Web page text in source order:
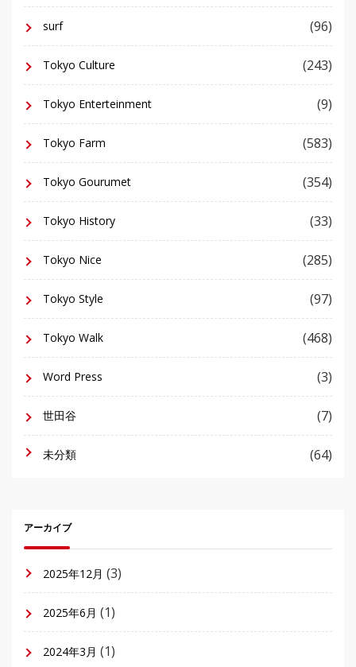
surf (96)
Tokyo Culture (243)
Tokyo Enterteinment (9)
Tokyo Farm (583)
Tokyo Gourumet (354)
Tokyo History (33)
Tokyo Nice (285)
Tokyo Style (97)
Tokyo Walk (468)
Word Press (3)
世田谷 (7)
未分類 (64)
アーカイブ
2025年12月 (3)
2025年6月 (1)
2024年3月 (1)